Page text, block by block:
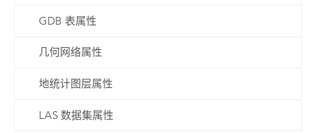
GDB 表属性
几何网络属性
地统计图层属性
LAS 数据集属性